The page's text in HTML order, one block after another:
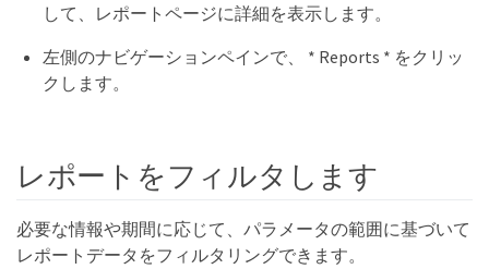
して、レポートページに詳細を表示します。
左側のナビゲーションペインで、 * Reports * をクリッ
クします。
レポートをフィルタします
必要な情報や期間に応じて、パラメータの範囲に基づいて
レポートデータをフィルタリングできます。